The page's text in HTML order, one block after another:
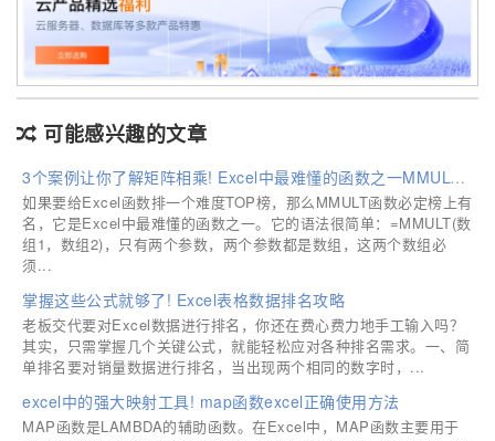
可能感兴趣的文章
3个案例让你了解矩阵相乘! Excel中最难懂的函数之一MMULT函数
如果要给Excel函数排一个难度TOP榜，那么MMULT函数必定榜上有
名，它是Excel中最难懂的函数之一。它的语法很简单：=MMULT(数
组1，数组2)，只有两个参数，两个参数都是数组，这两个数组必
须...
掌握这些公式就够了! Excel表格数据排名攻略
老板交代要对Excel数据进行排名，你还在费心费力地手工输入吗？
其实，只需掌握几个关键公式，就能轻松应对各种排名需求。一、简
单排名要对销量数据进行排名，当出现两个相同的数字时，...
excel中的强大映射工具! map函数excel正确使用方法
MAP函数是LAMBDA的辅助函数。在Excel中，MAP函数主要用于